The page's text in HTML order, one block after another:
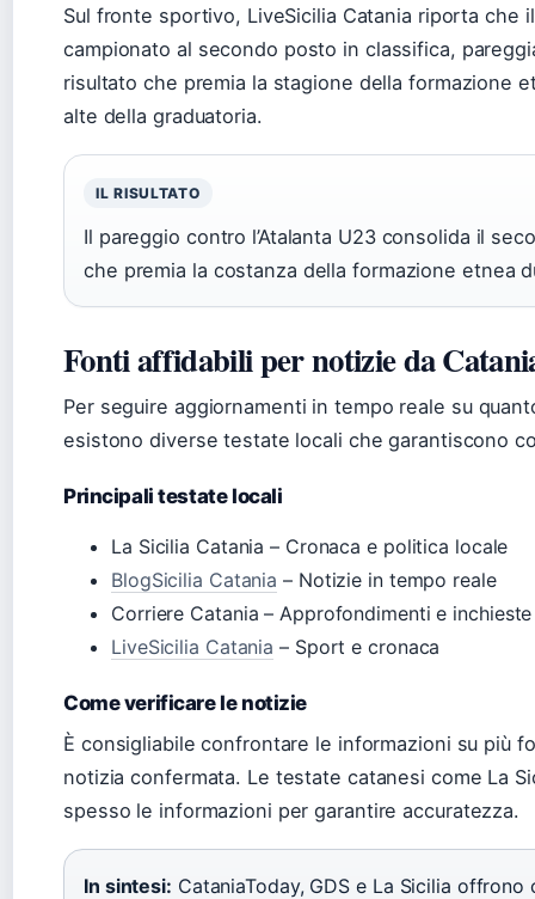
Sul fronte sportivo, LiveSicilia Catania riporta che
campionato al secondo posto in classifica,
risultato che premia la stagione della formazione
alte della graduatoria.
IL RISULTATO
Il pareggio contro l’Atalanta U23 consolida il
che premia la costanza della formazione etnea
Fonti affidabili per notizie da
Per seguire aggiornamenti in tempo reale su
esistono diverse testate locali che garantiscono
Principali testate locali
La Sicilia Catania – Cronaca e politica locale
BlogSicilia Catania – Notizie in tempo reale
Corriere Catania – Approfondimenti e inchieste
LiveSicilia Catania – Sport e cronaca
Come verificare le notizie
È consigliabile confrontare le informazioni su più
notizia confermata. Le testate catanesi come La
spesso le informazioni per garantire accuratezza.
In sintesi: CataniaToday, GDS e La Sicilia